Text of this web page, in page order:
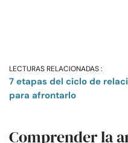
LECTURAS RELACIONADAS :
7 etapas del ciclo de
para afrontarlo
Comprender la